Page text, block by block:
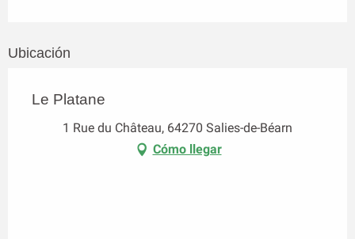
Ubicación
Le Platane
1 Rue du Château, 64270 Salies-de-Béarn
Cómo llegar